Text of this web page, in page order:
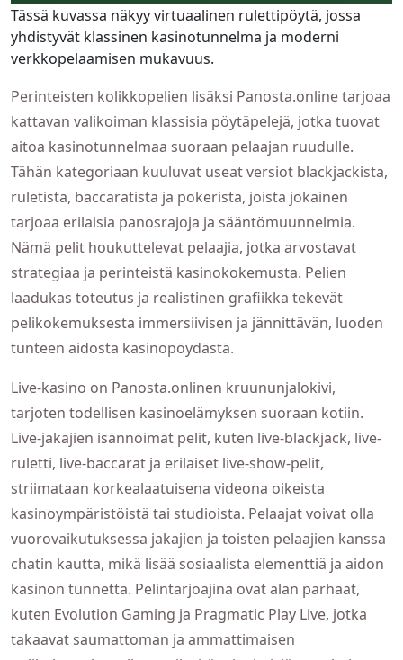
Tässä kuvassa näkyy virtuaalinen rulettipöytä, jossa
yhdistyvät klassinen kasinotunnelma ja moderni
verkkopelaamisen mukavuus.
Perinteisten kolikkopelien lisäksi Panosta.online tarjoaa
kattavan valikoiman klassisia pöytäpelejä, jotka tuovat
aitoa kasinotunnelmaa suoraan pelaajan ruudulle.
Tähän kategoriaan kuuluvat useat versiot blackjackista,
ruletista, baccaratista ja pokerista, joista jokainen
tarjoaa erilaisia panosrajoja ja sääntömuunnelmia.
Nämä pelit houkuttelevat pelaajia, jotka arvostavat
strategiaa ja perinteistä kasinokokemusta. Pelien
laadukas toteutus ja realistinen grafiikka tekevät
pelikokemuksesta immersiivisen ja jännittävän, luoden
tunteen aidosta kasinopöydästä.
Live-kasino on Panosta.onlinen kruununjalokivi,
tarjoten todellisen kasinoelämyksen suoraan kotiin.
Live-jakajien isännöimät pelit, kuten live-blackjack, live-
ruletti, live-baccarat ja erilaiset live-show-pelit,
striimataan korkealaatuisena videona oikeista
kasinoympäristöistä tai studioista. Pelaajat voivat olla
vuorovaikutuksessa jakajien ja toisten pelaajien kanssa
chatin kautta, mikä lisää sosiaalista elementtiä ja aidon
kasinon tunnetta. Pelintarjoajina ovat alan parhaat,
kuten Evolution Gaming ja Pragmatic Play Live, jotka
takaavat saumattoman ja ammattimaisen